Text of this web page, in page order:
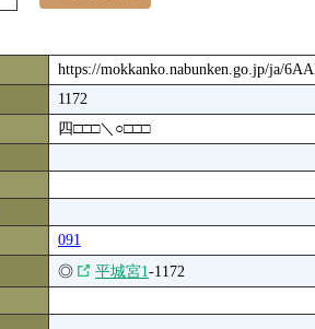
https://mokkanko.nabunken.go.jp/ja/
1172
四□□□＼○□□□
091
◎ 平城宮1-1172